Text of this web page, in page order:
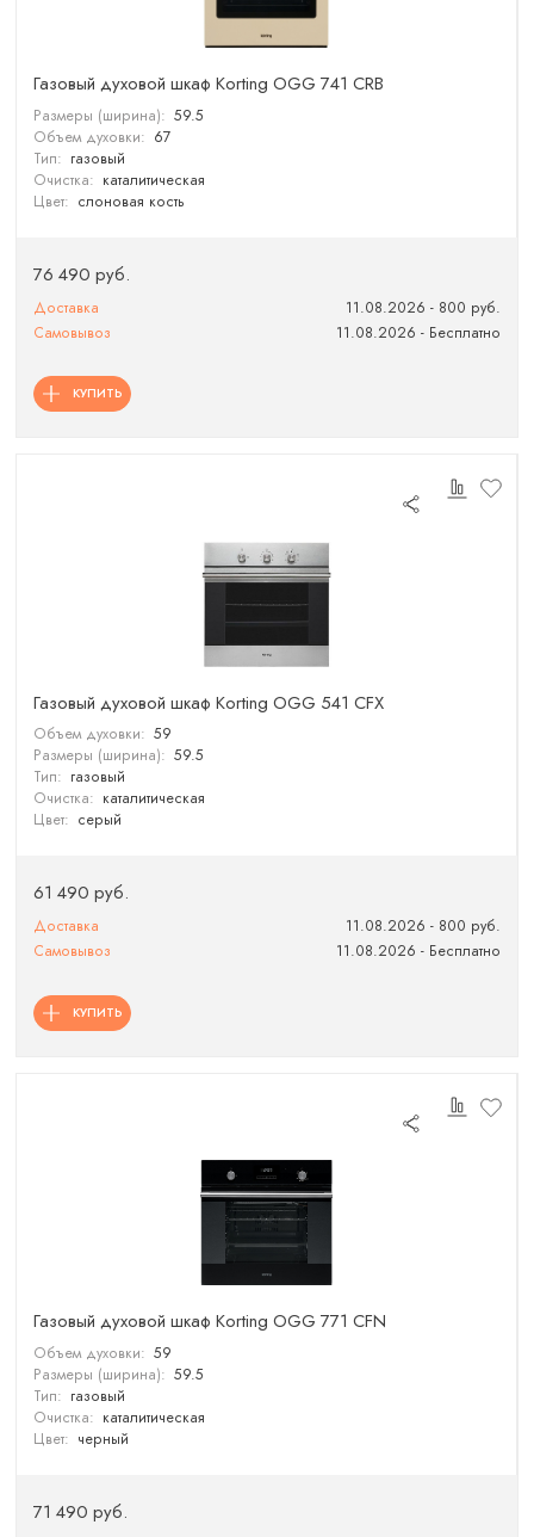
Газовый духовой шкаф Korting OGG 741 CRB
Размеры (ширина): 59.5
Объем духовки: 67
Тип: газовый
Очистка: каталитическая
Цвет: слоновая кость
76 490 руб.
Доставка
11.08.2026 - 800 руб.
Самовывоз
11.08.2026 - Бесплатно
КУПИТЬ
Газовый духовой шкаф Korting OGG 541 CFX
Объем духовки: 59
Размеры (ширина): 59.5
Тип: газовый
Очистка: каталитическая
Цвет: серый
61 490 руб.
Доставка
11.08.2026 - 800 руб.
Самовывоз
11.08.2026 - Бесплатно
КУПИТЬ
Газовый духовой шкаф Korting OGG 771 CFN
Объем духовки: 59
Размеры (ширина): 59.5
Тип: газовый
Очистка: каталитическая
Цвет: черный
71 490 руб.